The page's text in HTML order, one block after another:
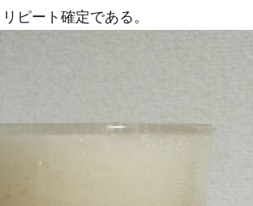
ピート確定である。